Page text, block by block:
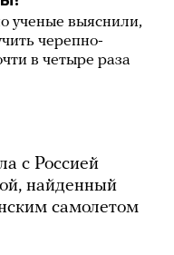
ученые выяснили,
черепно-
в четыре раза
с Россией
найденный
самолетом